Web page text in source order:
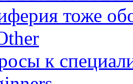
тоже
к